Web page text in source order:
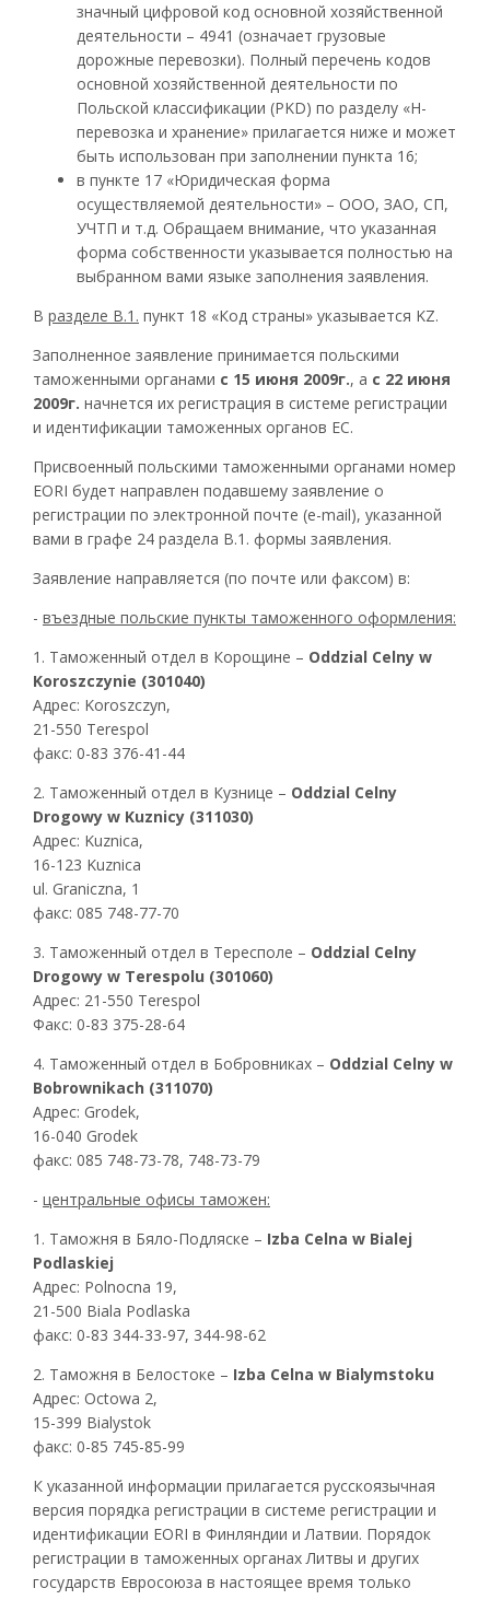
значный цифровой код основной хозяйственной
деятельности – 4941 (означает грузовые
дорожные перевозки). Полный перечень кодов
основной хозяйственной деятельности по
Польской классификации (PKD) по разделу «H-
перевозка и хранение» прилагается ниже и может
быть использован при заполнении пункта 16;
в пункте 17 «Юридическая форма
осуществляемой деятельности» – ООО, ЗАО, СП,
УЧТП и т.д. Обращаем внимание, что указанная
форма собственности указывается полностью на
выбранном вами языке заполнения заявления.
В разделе В.1. пункт 18 «Код страны» указывается KZ.
Заполненное заявление принимается польскими
таможенными органами с 15 июня 2009г., а с 22 июня
2009г. начнется их регистрация в системе регистрации
и идентификации таможенных органов ЕС.
Присвоенный польскими таможенными органами номер
EORI будет направлен подавшему заявление о
регистрации по электронной почте (e-mail), указанной
вами в графе 24 раздела В.1. формы заявления.
Заявление направляется (по почте или факсом) в:
- въездные польские пункты таможенного оформления:
1. Таможенный отдел в Корощине – Oddzial Celny w
Koroszczynie (301040)
Адрес: Koroszczyn,
21-550 Terespol
факс: 0-83 376-41-44
2. Таможенный отдел в Кузнице – Oddzial Celny
Drogowy w Kuznicy (311030)
Адрес: Kuznica,
16-123 Kuznica
ul. Graniczna, 1
факс: 085 748-77-70
3. Таможенный отдел в Тересполе – Oddzial Celny
Drogowy w Terespolu (301060)
Адрес: 21-550 Terespol
Факс: 0-83 375-28-64
4. Таможенный отдел в Бобровниках – Oddzial Celny w
Bobrownikach (311070)
Адрес: Grodek,
16-040 Grodek
факс: 085 748-73-78, 748-73-79
- центральные офисы таможен:
1. Таможня в Бяло-Подляске – Izba Celna w Bialej
Podlaskiej
Адрес: Polnocna 19,
21-500 Biala Podlaska
факс: 0-83 344-33-97, 344-98-62
2. Таможня в Белостоке – Izba Celna w Bialymstoku
Адрес: Octowa 2,
15-399 Bialystok
факс: 0-85 745-85-99
К указанной информации прилагается русскоязычная
версия порядка регистрации в системе регистрации и
идентификации EORI в Финляндии и Латвии. Порядок
регистрации в таможенных органах Литвы и других
государств Евросоюза в настоящее время только